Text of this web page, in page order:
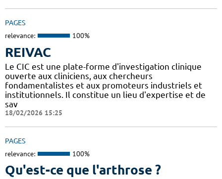
PAGES
relevance: 100%
REIVAC
Le CIC est une plate-forme d'investigation clinique
ouverte aux cliniciens, aux chercheurs
fondamentalistes et aux promoteurs industriels et
institutionnels. Il constitue un lieu d'expertise et de
sav
18/02/2026 15:25
PAGES
relevance: 100%
Qu'est-ce que l'arthrose ?